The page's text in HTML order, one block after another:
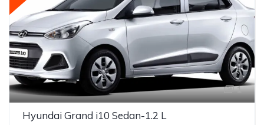
1
Hyundai Grand i10 Sedan-1.2 L